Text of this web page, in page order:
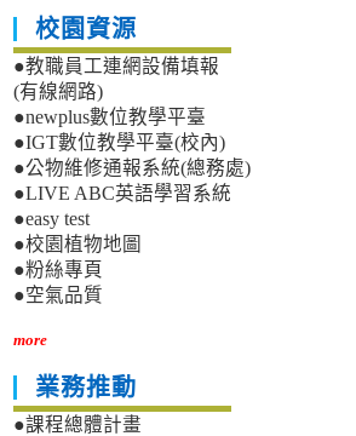
校園資源
●教職員工連網設備填報
(有線網路)
●newplus數位教學平臺
●IGT數位教學平臺(校內)
●公物維修通報系統(總務處)
●LIVE ABC英語學習系統
●easy test
●校園植物地圖
●粉絲專頁
●空氣品質
more
業務推動
●課程總體計畫